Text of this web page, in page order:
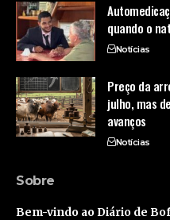
quando o
Notícias
Preço da
julho, mas
avanços
Notícias
Sobre
Bem-vindo ao Diário de